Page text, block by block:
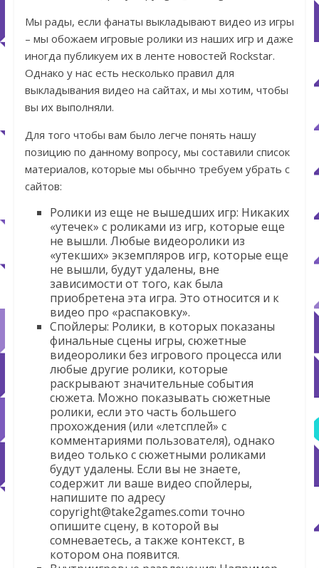
Мы рады, если фанаты выкладывают видео из игры
– мы обожаем игровые ролики из наших игр и даже
иногда публикуем их в ленте новостей Rockstar.
Однако у нас есть несколько правил для
выкладывания видео на сайтах, и мы хотим, чтобы
вы их выполняли.
Для того чтобы вам было легче понять нашу
позицию по данному вопросу, мы составили список
материалов, которые мы обычно требуем убрать с
сайтов:
Ролики из еще не вышедших игр: Никаких
«утечек» с роликами из игр, которые еще
не вышли. Любые видеоролики из
«утекших» экземпляров игр, которые еще
не вышли, будут удалены, вне
зависимости от того, как была
приобретена эта игра. Это относится и к
видео про «распаковку».
Спойлеры: Ролики, в которых показаны
финальные сцены игры, сюжетные
видеоролики без игрового процесса или
любые другие ролики, которые
раскрывают значительные события
сюжета. Можно показывать сюжетные
ролики, если это часть большего
прохождения (или «летсплей» с
комментариями пользователя), однако
видео только с сюжетными роликами
будут удалены. Если вы не знаете,
содержит ли ваше видео спойлеры,
напишите по адресу
copyright@take2games.comи точно
опишите сцену, в которой вы
сомневаетесь, а также контекст, в
котором она появится.